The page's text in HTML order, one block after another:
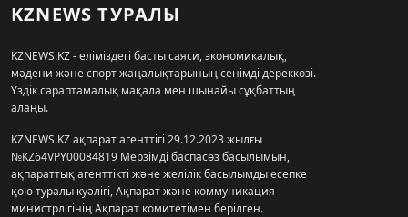
KZNEWS ТУРАЛЫ
KZNEWS.KZ - еліміздегі басты саяси, экономикалық,
мәдени және спорт жаңалықтарының сенімді дереккөзі.
Үздік сараптамалық мақала мен шынайы сұқбаттың
алаңы.
KZNEWS.KZ ақпарат агенттігі 29.12.2023 жылғы
№KZ64VPY00084819 Мерзімді баспасөз басылымын,
ақпараттық агенттікті және желілік басылымды есепке
қою туралы куәлігі, Ақпарат және коммуникация
министрлігінің Ақпарат комитетімен берілген.